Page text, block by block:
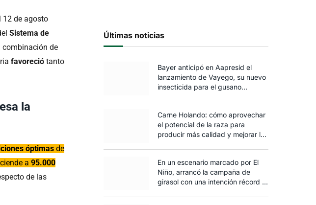
12 de agosto
Sistema de
combinación de
favoreciótanto
la
óptimas de
a95.000
de las
Últimas noticias
Bayer anticipó en Aapresid el
lanzamiento de Vayego, su nuevo
insecticida para el gusano
Carne Holando: cómo aprovechar
el potencial de la raza para
producir más calidad y mejorar la
En un escenario marcado por El
Niño, arrancó la campaña de
girasol con una intención récord y